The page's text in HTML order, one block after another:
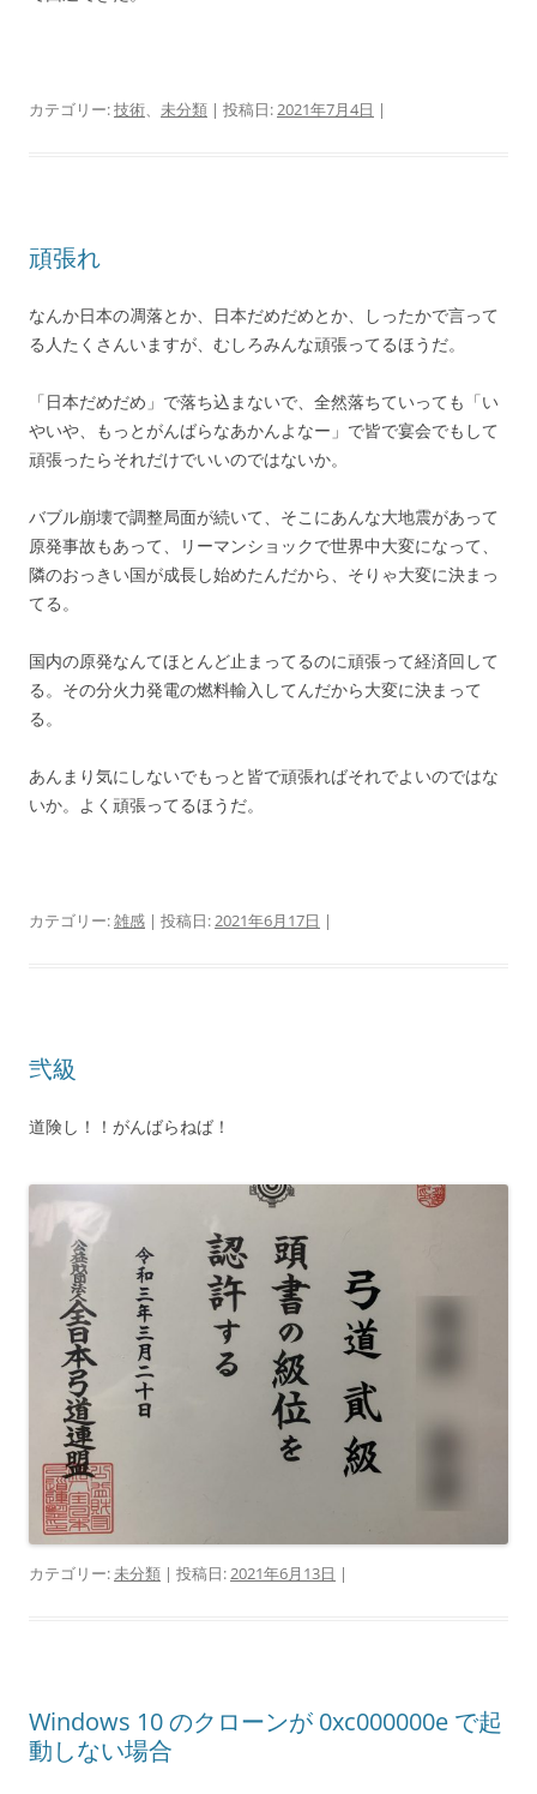
カテゴリー:技術、 未分類 | 投稿日:2021年7月4日 |
頑張れ
なんか日本の凋落とか、日本だめだめとか、しったかで言って
る人たくさんいますが、むしろみんな頑張ってるほうだ。
「日本だめだめ」で落ち込まないで、全然落ちていっても「い
やいや、もっとがんばらなあかんよなー」で皆で宴会でもして
頑張ったらそれだけでいいのではないか。
バブル崩壊で調整局面が続いて、そこにあんな大地震があって
原発事故もあって、リーマンショックで世界中大変になって、
隣のおっきい国が成長し始めたんだから、そりゃ大変に決まっ
てる。
国内の原発なんてほとんど止まってるのに頑張って経済回して
る。その分火力発電の燃料輸入してんだから大変に決まって
る。
あんまり気にしないでもっと皆で頑張ればそれでよいのではな
いか。よく頑張ってるほうだ。
カテゴリー:雑感 | 投稿日:2021年6月17日 |
弐級
道険し！！がんばらねば！
カテゴリー:未分類 | 投稿日:2021年6月13日 |
Windows 10 のクローンが 0xc000000e で起
動しない場合